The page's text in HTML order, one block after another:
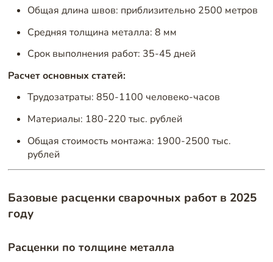
Общая длина швов: приблизительно 2500 метров
Средняя толщина металла: 8 мм
Срок выполнения работ: 35-45 дней
Расчет основных статей:
Трудозатраты: 850-1100 человеко-часов
Материалы: 180-220 тыс. рублей
Общая стоимость монтажа: 1900-2500 тыс.
рублей
Базовые расценки сварочных работ в 2025
году
Расценки по толщине металла